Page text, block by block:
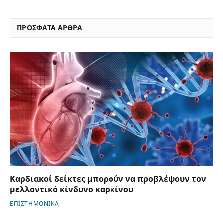
ΠΡΟΣΦΑΤΑ ΑΡΘΡΑ
Καρδιακοί δείκτες μπορούν να προβλέψουν τον
μελλοντικό κίνδυνο καρκίνου
ΕΠΙΣΤΗΜΟΝΙΚΑ